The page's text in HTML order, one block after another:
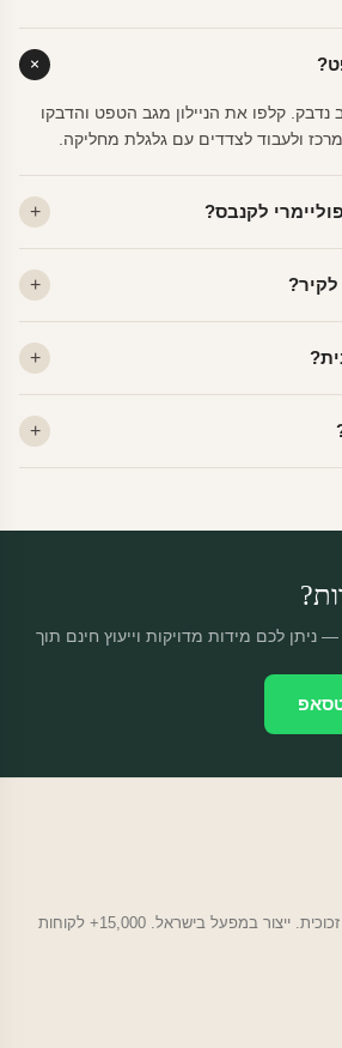
קלפו את הניילון מגב הטפט והדבקו
ולעבוד לצדדים עם גלגלת מחליקה.
לקנבס?
יוקרתי, מט.
וזכוכית.
ניתן לכם מידות מדויקות וייעוץ חינם תוך
טפטים, מדבקות קיר וציפויי זכוכית. ייצור במפעל בישראל. 15,000+ לקוחות